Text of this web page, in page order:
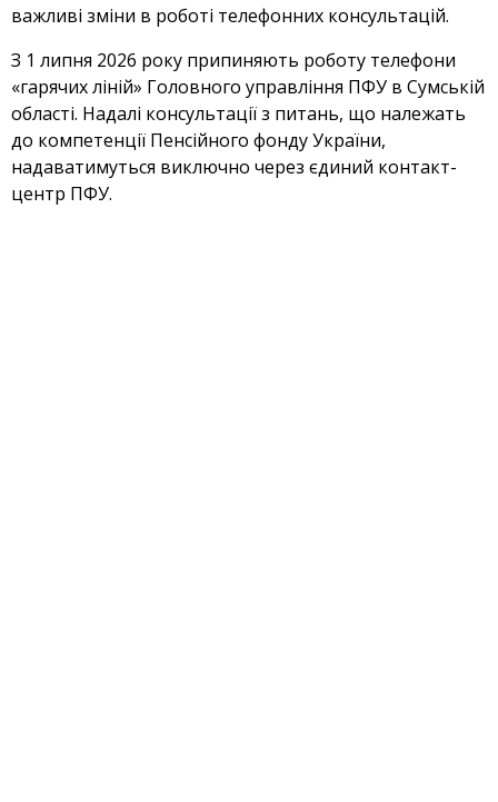
важливі зміни в роботі телефонних консультацій.
З 1 липня 2026 року припиняють роботу телефони
«гарячих ліній» Головного управління ПФУ в Сумській
області. Надалі консультації з питань, що належать
до компетенції Пенсійного фонду України,
надаватимуться виключно через єдиний контакт-
центр ПФУ.